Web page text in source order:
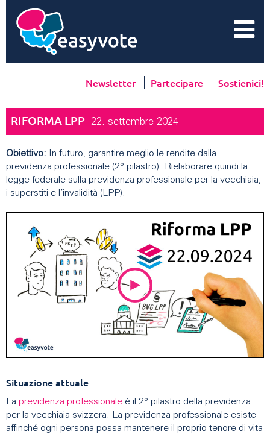
Newsletter Partecipare Sostienici!
RIFORMA LPP 22. settembre 2024
Obiettivo: In futuro, garantire meglio le rendite dalla
previdenza professionale (2° pilastro). Rielaborare quindi la
legge federale sulla previdenza professionale per la vecchiaia,
i superstiti e l’invalidità (LPP).
Situazione attuale
La previdenza professionale è il 2° pilastro della previdenza
per la vecchiaia svizzera. La previdenza professionale esiste
affinché ogni persona possa mantenere il proprio tenore di vita